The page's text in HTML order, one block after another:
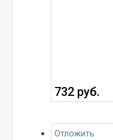
732 руб.
Отложить